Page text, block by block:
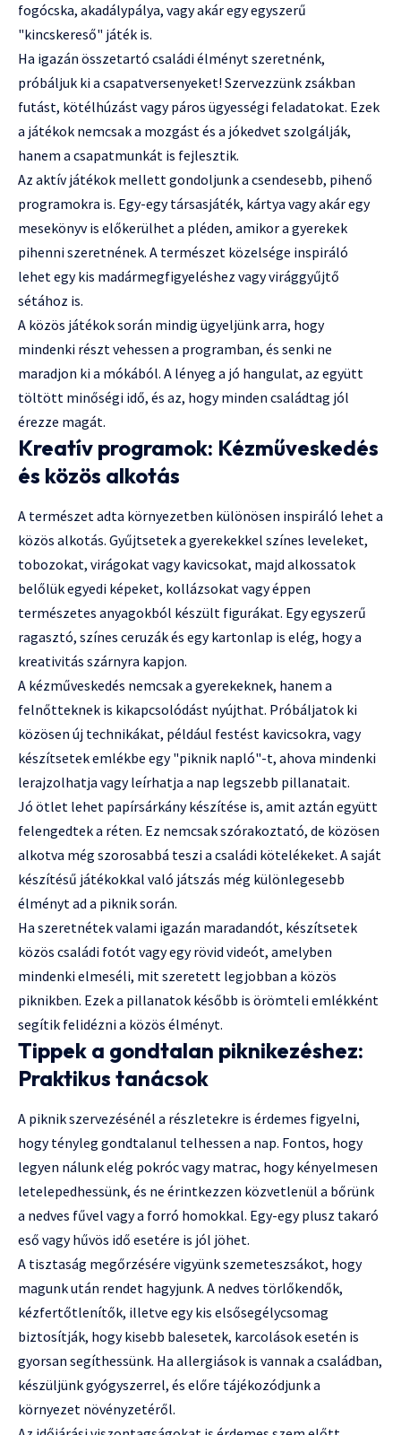
fogócska, akadálypálya, vagy akár egy egyszerű
"kincskereső" játék is.
Ha igazán összetartó családi élményt szeretnénk,
próbáljuk ki a csapatversenyeket! Szervezzünk zsákban
futást, kötélhúzást vagy páros ügyességi feladatokat. Ezek
a játékok nemcsak a mozgást és a jókedvet szolgálják,
hanem a csapatmunkát is fejlesztik.
Az aktív játékok mellett gondoljunk a csendesebb, pihenő
programokra is. Egy-egy társasjáték, kártya vagy akár egy
mesekönyv is előkerülhet a pléden, amikor a gyerekek
pihenni szeretnének. A természet közelsége inspiráló
lehet egy kis madármegfigyeléshez vagy virággyűjtő
sétához is.
A közös játékok során mindig ügyeljünk arra, hogy
mindenki részt vehessen a programban, és senki ne
maradjon ki a mókából. A lényeg a jó hangulat, az együtt
töltött minőségi idő, és az, hogy minden családtag jól
érezze magát.
Kreatív programok: Kézműveskedés
és közös alkotás
A természet adta környezetben különösen inspiráló lehet a
közös alkotás. Gyűjtsetek a gyerekekkel színes leveleket,
tobozokat, virágokat vagy kavicsokat, majd alkossatok
belőlük egyedi képeket, kollázsokat vagy éppen
természetes anyagokból készült figurákat. Egy egyszerű
ragasztó, színes ceruzák és egy kartonlap is elég, hogy a
kreativitás szárnyra kapjon.
A kézműveskedés nemcsak a gyerekeknek, hanem a
felnőtteknek is kikapcsolódást nyújthat. Próbáljatok ki
közösen új technikákat, például festést kavicsokra, vagy
készítsetek emlékbe egy "piknik napló"-t, ahova mindenki
lerajzolhatja vagy leírhatja a nap legszebb pillanatait.
Jó ötlet lehet papírsárkány készítése is, amit aztán együtt
felengedtek a réten. Ez nemcsak szórakoztató, de közösen
alkotva még szorosabbá teszi a családi kötelékeket. A saját
készítésű játékokkal való játszás még különlegesebb
élményt ad a piknik során.
Ha szeretnétek valami igazán maradandót, készítsetek
közös családi fotót vagy egy rövid videót, amelyben
mindenki elmeséli, mit szeretett legjobban a közös
piknikben. Ezek a pillanatok később is örömteli emlékként
segítik felidézni a közös élményt.
Tippek a gondtalan piknikezéshez:
Praktikus tanácsok
A piknik szervezésénél a részletekre is érdemes figyelni,
hogy tényleg gondtalanul telhessen a nap. Fontos, hogy
legyen nálunk elég pokróc vagy matrac, hogy kényelmesen
letelepedhessünk, és ne érintkezzen közvetlenül a bőrünk
a nedves fűvel vagy a forró homokkal. Egy-egy plusz takaró
eső vagy hűvös idő esetére is jól jöhet.
A tisztaság megőrzésére vigyünk szemeteszsákot, hogy
magunk után rendet hagyjunk. A nedves törlőkendők,
kézfertőtlenítők, illetve egy kis elsősegélycsomag
biztosítják, hogy kisebb balesetek, karcolások esetén is
gyorsan segíthessünk. Ha allergiások is vannak a családban,
készüljünk gyógyszerrel, és előre tájékozódjunk a
környezet növényzetéről.